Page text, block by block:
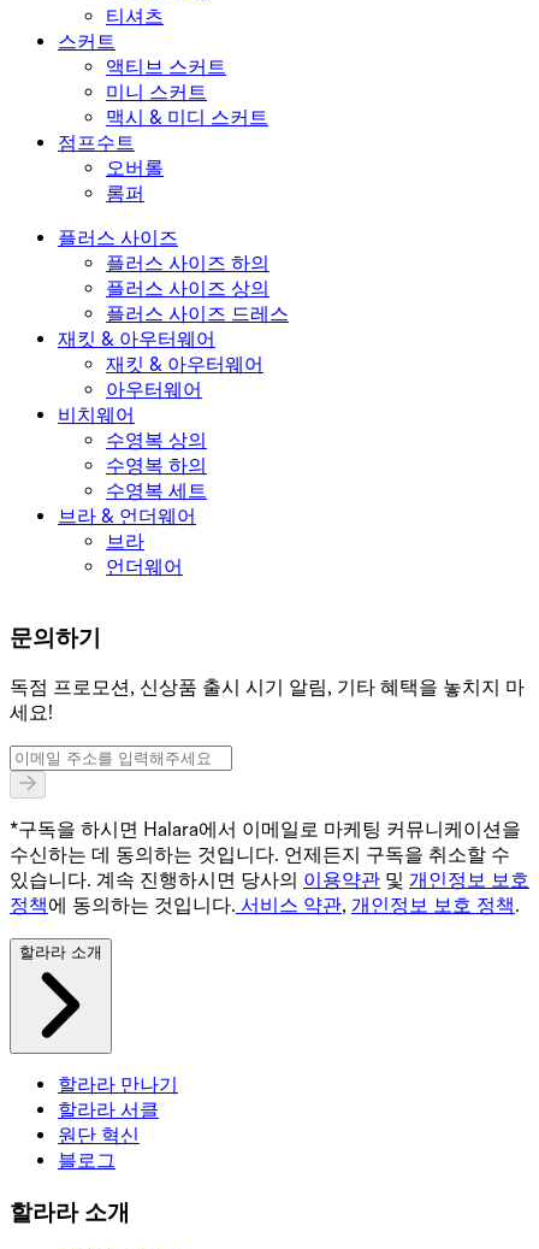
티셔츠
스커트
액티브 스커트
미니 스커트
맥시 & 미디 스커트
점프수트
오버롤
롬퍼
플러스 사이즈
플러스 사이즈 하의
플러스 사이즈 상의
플러스 사이즈 드레스
재킷 & 아우터웨어
재킷 & 아우터웨어
아우터웨어
비치웨어
수영복 상의
수영복 하의
수영복 세트
브라 & 언더웨어
브라
언더웨어
문의하기
독점 프로모션, 신상품 출시 시기 알림, 기타 혜택을 놓치지 마
세요!
*구독을 하시면 Halara에서 이메일로 마케팅 커뮤니케이션을
수신하는 데 동의하는 것입니다. 언제든지 구독을 취소할 수
있습니다. 계속 진행하시면 당사의 이용약관 및 개인정보 보호
정책에 동의하는 것입니다. 서비스 약관, 개인정보 보호 정책.
할라라 소개
할라라 만나기
할라라 서클
원단 혁신
블로그
할라라 소개